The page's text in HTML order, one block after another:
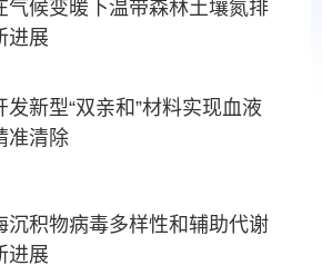
气候变暖下温带森林土壤氮排
进展
发新型“双亲和”材料实现血液
准清除
沉积物病毒多样性和辅助代谢
进展